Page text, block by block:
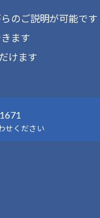
のご説明が可能です
ます
けます
せください